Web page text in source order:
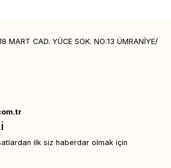
MART CAD. YÜCE SOK. NO:13 ÜMRANİYE/
ilk siz haberdar olmak için